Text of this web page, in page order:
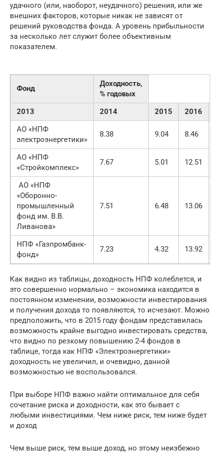
удачного (или, наоборот, неудачного) решения, или же
внешних факторов, которые никак не зависят от
решений руководства фонда. А уровень прибыльности
за несколько лет служит более объективным
показателем.
Фонд
Доходность,
% годовых
2013
2014 2015 2016
АО «НПФ
электроэнергетики»
8.38 9.04 8.46
АО «НПФ
«Стройкомплекс»
7.67 5.01 12.51
АО «НПФ
«Оборонно-
промышленный
фонд им. В.В.
Ливанова»
7.51 6.48 13.06
НПФ «Газпромбанк-
фонд»
7.23 4.32 13.92
Как видно из таблицы, доходность НПФ колеблется, и
это совершенно нормально – экономика находится в
постоянном изменении, возможности инвестирования
и получения дохода то появляются, то исчезают. Можно
предположить, что в 2015 году фондам представилась
возможность крайне выгодно инвестировать средства,
что видно по резкому повышению 2-4 фондов в
таблице, тогда как НПФ «Электроэнергетики»
доходность не увеличил, и очевидно, данной
возможностью не воспользовался.
При выборе НПФ важно найти оптимальное для себя
сочетание риска и доходности, как это бывает с
любыми инвестициями. Чем ниже риск, тем ниже будет
и доход
Чем выше риск, тем выше доход, но этому неизбежно